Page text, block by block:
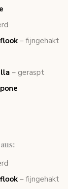
– fijngehakt
– geraspt
– fijngehakt